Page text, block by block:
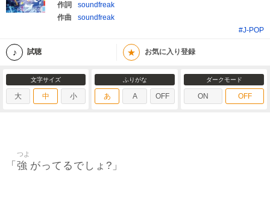
作詞
soundfreak
作曲
soundfreak
#J-POP
試聴 ★ お気に入り登録
文字サイズ
大 中 小
ふりがな
あ A OFF
ダークモード
ON OFF
「 強
つよ
がってるでしょ?」